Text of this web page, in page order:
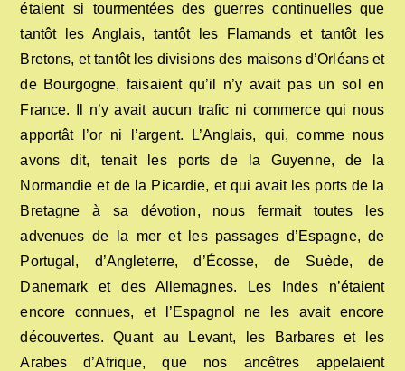
étaient si tourmentées des guerres continuelles que
tantôt les Anglais, tantôt les Flamands et tantôt les
Bretons, et tantôt les divisions des maisons d’Orléans et
de Bourgogne, faisaient qu’il n’y avait pas un sol en
France. Il n’y avait aucun trafic ni commerce qui nous
apportât l’or ni l’argent. L’Anglais, qui, comme nous
avons dit, tenait les ports de la Guyenne, de la
Normandie et de la Picardie, et qui avait les ports de la
Bretagne à sa dévotion, nous fermait toutes les
advenues de la mer et les passages d’Espagne, de
Portugal, d’Angleterre, d’Écosse, de Suède, de
Danemark et des Allemagnes. Les Indes n’étaient
encore connues, et l’Espagnol ne les avait encore
découvertes. Quant au Levant, les Barbares et les
Arabes d’Afrique, que nos ancêtres appelaient